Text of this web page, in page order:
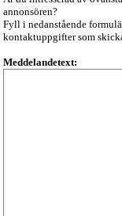
annonsören?
Fyll i nedanstående
kontaktuppgifter som
Meddelandetext: